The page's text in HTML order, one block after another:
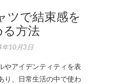
ツで結束感を
る方法
年10月3日
やアイデンティティを表
り、日常生活の中で使わ